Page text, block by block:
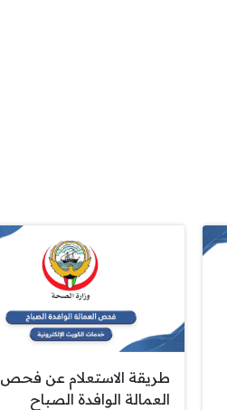
طريقة الاستعلام عن فحص
العمالة الوافدة الصباح